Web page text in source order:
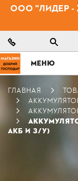
ООО "ЛИДЕР -
МЕНЮ
ГЛАВНАЯ
АКБ И З/У)